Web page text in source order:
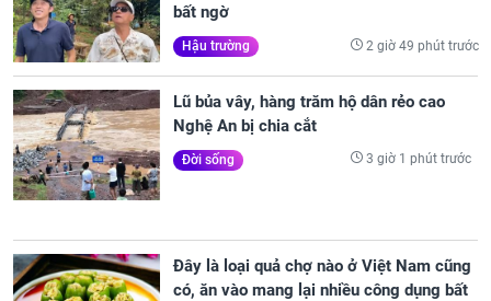
bất ngờ
Hậu trường 2 giờ 49 phút trước
Lũ bủa vây, hàng trăm hộ dân rẻo cao
Nghệ An bị chia cắt
Đời sống 3 giờ 1 phút trước
Đây là loại quả chợ nào ở Việt Nam cũng
có, ăn vào mang lại nhiều công dụng bất